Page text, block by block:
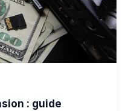
: guide